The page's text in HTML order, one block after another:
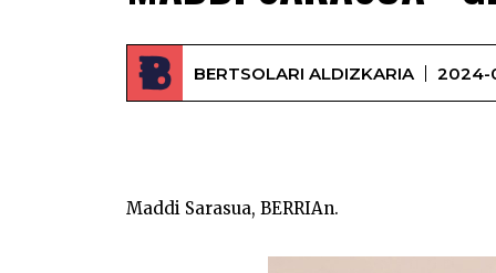
BERTSOLARI ALDIZKARIA 2024-
Maddi Sarasua, BERRIAn.